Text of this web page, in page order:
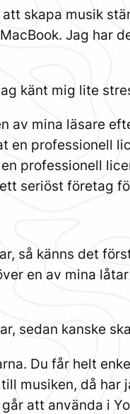
skapa musik
Jag har
känt mig lite
av mina läsare
en professionell
professionell
seriöst företag
så känns det
en av mina
sedan kanske
Du får helt
musiken, då
att använda i